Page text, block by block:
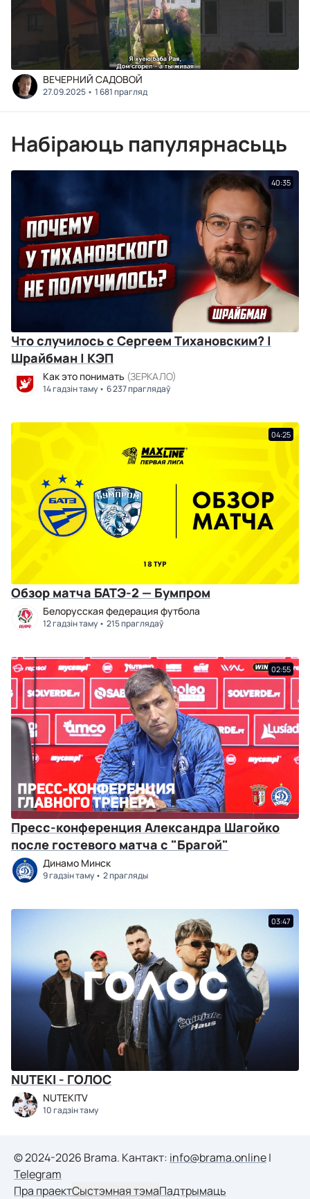
ВЕЧЕРНИЙ САДОВОЙ
27.09.2025 1 681 прагляд
Набіраюць папулярнасьць
40:35
Что случилось с Сергеем Тихановским? |
Шрайбман | КЭП
Как это понимать (ЗЕРКАЛО)
14 гадзін таму 6 237 праглядаў
04:25
Обзор матча БАТЭ-2 — Бумпром
Белорусская федерация футбола
12 гадзін таму 215 праглядаў
02:55
Пресс-конференция Александра Шагойко
после гостевого матча с "Брагой"
Динамо Минск
9 гадзін таму 2 прагляды
03:47
NUTEKI - ГОЛОС
NUTEKITV
10 гадзін таму
© 2024-2026 Brama. Кантакт: info@brama.online|
Telegram
Пра праектСыстэмная тэмаПадтрымаць